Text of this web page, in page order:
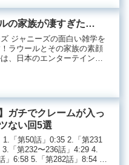
ざまな考察がなされていま
、上限の部とその関連キャ
の家族が凄すぎた…
ジャニーズの面白い雑学を
！ラウールとその家族の素顔
、日本のエンターテインメ
境については、ファンの
ガチでクレームが入っ
ない回5選
1.「第50話」0:35 2.「第231
3.「第232〜236話」4:29 4.
」6:58 5.「第282話」8:54 ◇